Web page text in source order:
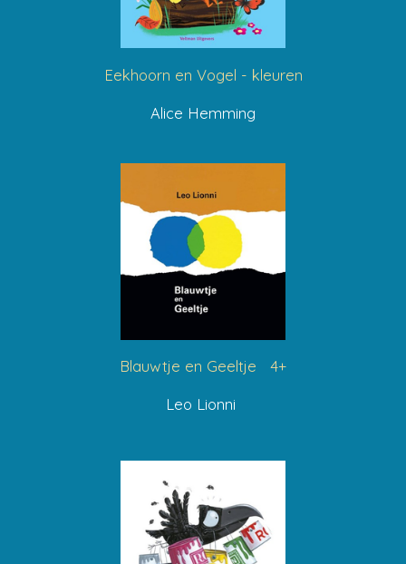
Eekhoorn en Vogel - kleuren
Alice Hemming
Blauwtje en Geeltje 4+
Leo Lionni